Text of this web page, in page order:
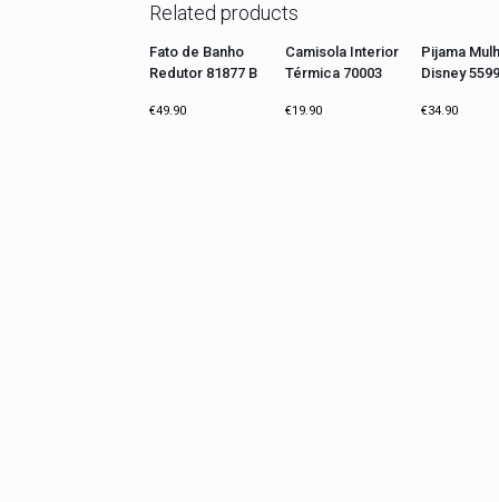
Related products
Fato de Banho
Redutor 81877 B
€49.90
Camisola Interior
Térmica 70003
€19.90
Pijama
Disney
€34.90